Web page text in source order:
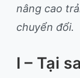
nâng cao
chuyển đổi.
I – Tại